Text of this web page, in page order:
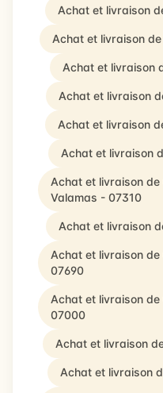
Achat et livraison
Achat et livraison
Achat et livraison
Achat et livraison
Achat et livraison
Achat et livraison
Achat et livraison
Valamas - 07310
Achat et livraison
Achat et livraison de
07690
Achat et livraison
07000
Achat et livraison
Achat et livraison